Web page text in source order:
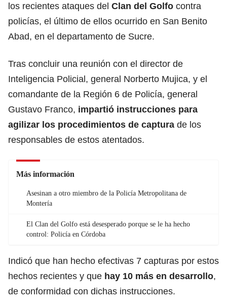
los recientes ataques del Clan del Golfo contra
policías, el último de ellos ocurrido en San Benito
Abad, en el departamento de Sucre.
Tras concluir una reunión con el director de
Inteligencia Policial, general Norberto Mujica, y el
comandante de la Región 6 de Policía, general
Gustavo Franco, impartió instrucciones para
agilizar los procedimientos de captura de los
responsables de estos atentados.
Más información
Asesinan a otro miembro de la Policía Metropolitana de
Montería
El Clan del Golfo está desesperado porque se le ha hecho
control: Policía en Córdoba
Indicó que han hecho efectivas 7 capturas por estos
hechos recientes y que hay 10 más en desarrollo,
de conformidad con dichas instrucciones.